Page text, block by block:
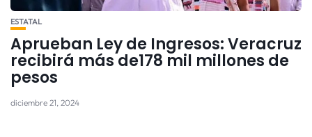
ESTATAL
Aprueban Ley de Ingresos: Veracruz
recibirá más de178 mil millones de
pesos
diciembre 21, 2024